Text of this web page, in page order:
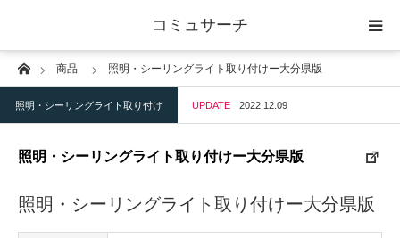
コミュサーチ
Home商品 照明・シーリングライト取り付けー大分県版
照明・シーリングライト取り付け UPDATE 2022.12.09
照明・シーリングライト取り付けー大分県版
照明・シーリングライト取り付けー大分県版
ホーム
士業